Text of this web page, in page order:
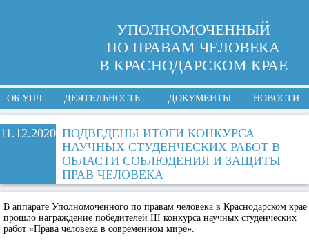
УПОЛНОМОЧЕННЫЙ
ПО ПРАВАМ ЧЕЛОВЕКА
В КРАСНОДАРСКОМ КРАЕ
ОБ УПЧ ДЕЯТЕЛЬНОСТЬ ДОКУМЕНТЫ НОВОСТИ
11.12.2020 ПОДВЕДЕНЫ ИТОГИ КОНКУРСА
НАУЧНЫХ СТУДЕНЧЕСКИХ РАБОТ В
ОБЛАСТИ СОБЛЮДЕНИЯ И ЗАЩИТЫ
ПРАВ ЧЕЛОВЕКА
В аппарате Уполномоченного по правам человека в Краснодарском крае
прошло награждение победителей III конкурса научных студенческих
работ «Права человека в современном мире».